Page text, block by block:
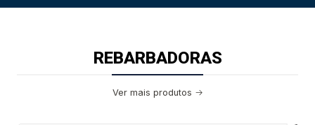
REBARBADORAS
Ver mais produtos